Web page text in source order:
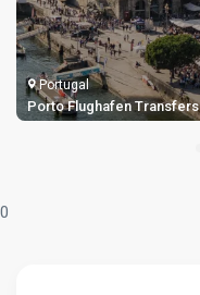
Portugal
Porto Flughafen Transfers
0